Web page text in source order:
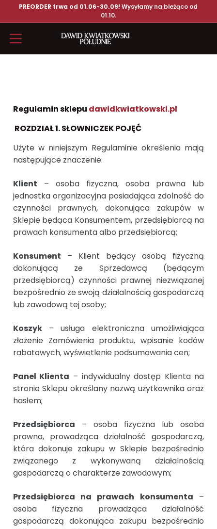
PREORDER trwa od 01.06-30.09! Wysyłamy na bieżąco od
01.10.
Regulamin sklepu dawidkwiatkowski.pl
ROZDZIAŁ 1. SŁOWNICZEK POJĘĆ
Użyte w niniejszym Regulaminie określenia mają
następujące znaczenie:
Klient – osoba fizyczna, osoba prawna lub
jednostka organizacyjna posiadająca zdolność do
czynności prawnych, dokonująca zakupów w
Sklepie będąca Konsumentem, przedsiębiorcą na
prawach konsumenta albo przedsiębiorcą;
Konsument – Klient będący osobą fizyczną
dokonującą ze Sprzedawcą (będącym
przedsiębiorcą) czynności prawnej niezwiązanej
bezpośrednio ze swoją działalnością gospodarczą
lub zawodową tej osoby;
Koszyk– usługa elektroniczna umożliwiająca
złożenie Zamówienia produktu, wpisanie kodów
rabatowych, wyświetlenie podsumowania cen;
Panel Klienta – indywidualny dostęp Klienta na
stronie Sklepu określany nazwą użytkownika oraz
hasłem;
Przedsiębiorca – osoba fizyczna lub osoba
prawna, prowadząca działalność gospodarczą,
która dokonuje zakupu w Sklepie bezpośrednio
związanego z wykonywaną działalnością
gospodarczą o charakterze zawodowym;
Przedsiębiorca na prawach konsumenta –
osoba fizyczna prowadząca działalność
gospodarczą dokonująca zakupu bezpośrednio